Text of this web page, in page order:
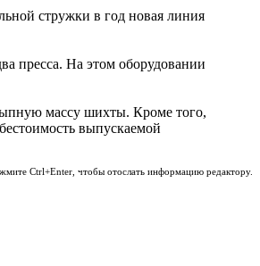
стружки в год новая линия
пресса. На этом оборудовании
массу шихты. Кроме того,
выпускаемой
Ctrl+Enter, чтобы отослать информацию редактору.